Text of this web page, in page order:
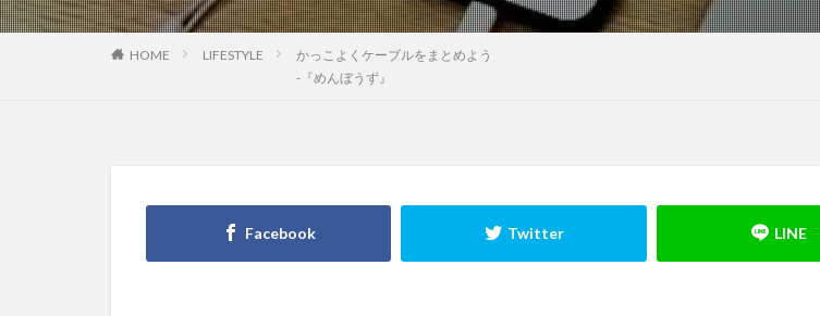
HOME LIFESTYLE
かっこよくケーブルをまとめよう
-『めんぼうず』